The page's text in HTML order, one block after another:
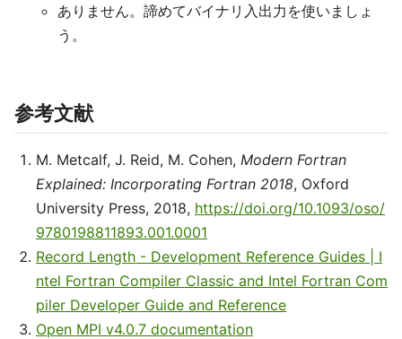
ありません。諦めてバイナリ入出力を使いましょ
う。
参考文献
M. Metcalf, J. Reid, M. Cohen, Modern Fortran
Explained: Incorporating Fortran 2018, Oxford
University Press, 2018, https://doi.org/10.1093/oso/
9780198811893.001.0001
Record Length - Development Reference Guides | I
ntel Fortran Compiler Classic and Intel Fortran Com
piler Developer Guide and Reference
Open MPI v4.0.7 documentation